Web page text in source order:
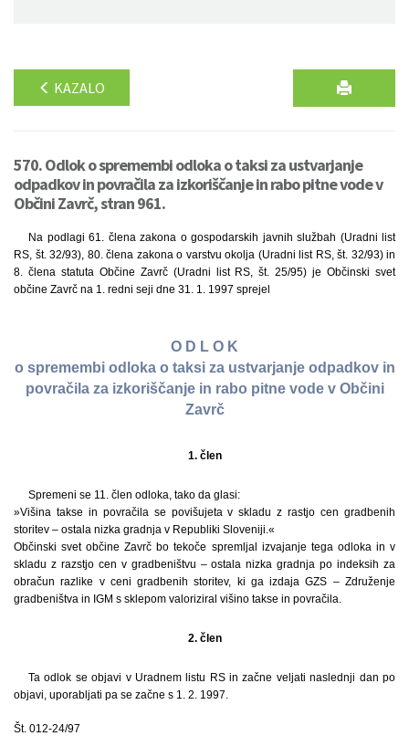
KAZALO
570. Odlok o spremembi odloka o taksi za ustvarjanje
odpadkov in povračila za izkoriščanje in rabo pitne vode v
Občini Zavrč, stran 961.
Na podlagi 61. člena zakona o gospodarskih javnih službah (Uradni list
RS, št. 32/93), 80. člena zakona o varstvu okolja (Uradni list RS, št. 32/93) in
8. člena statuta Občine Zavrč (Uradni list RS, št. 25/95) je Občinski svet
občine Zavrč na 1. redni seji dne 31. 1. 1997 sprejel
O D L O K
o spremembi odloka o taksi za ustvarjanje odpadkov in
povračila za izkoriščanje in rabo pitne vode v Občini
Zavrč
1. člen
Spremeni se 11. člen odloka, tako da glasi:
»Višina takse in povračila se povišujeta v skladu z rastjo cen gradbenih
storitev – ostala nizka gradnja v Republiki Sloveniji.«
Občinski svet občine Zavrč bo tekoče spremljal izvajanje tega odloka in v
skladu z razstjo cen v gradbeništvu – ostala nizka gradnja po indeksih za
obračun razlike v ceni gradbenih storitev, ki ga izdaja GZS – Združenje
gradbeništva in IGM s sklepom valoriziral višino takse in povračila.
2. člen
Ta odlok se objavi v Uradnem listu RS in začne veljati naslednji dan po
objavi, uporabljati pa se začne s 1. 2. 1997.
Št. 012-24/97